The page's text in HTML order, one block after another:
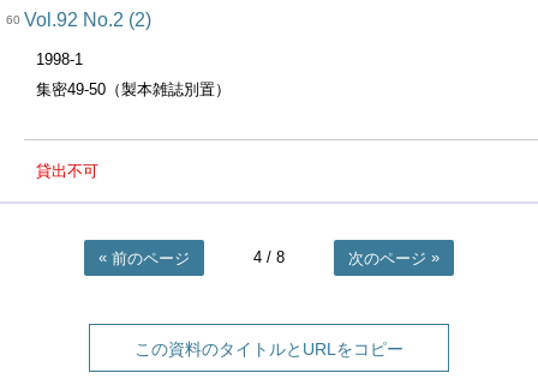
60 Vol.92 No.2 (2)
1998-1
集密49-50（製本雑誌別置）
貸出不可
前のページ 4 / 8 次のページ
この資料のタイトルとURLをコピー